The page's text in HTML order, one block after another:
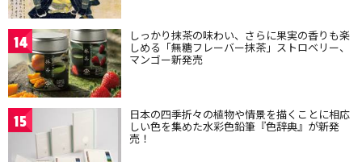
14 しっかり抹茶の味わい、さらに果実の香りも楽
しめる「無糖フレーバー抹茶」ストロベリー、
マンゴー新発売
15 日本の四季折々の植物や情景を描くことに相応
しい色を集めた水彩色鉛筆『色辞典』が新発
売！